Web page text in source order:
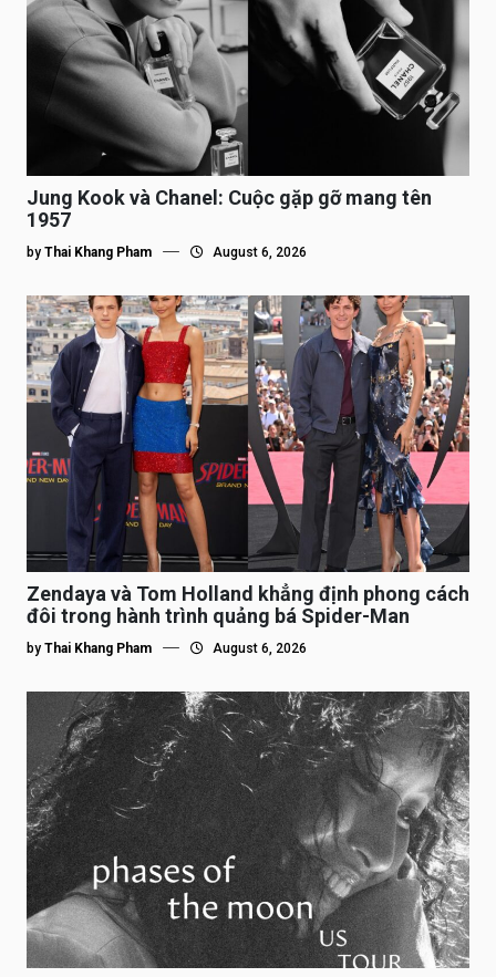
Jung Kook và Chanel: Cuộc gặp gỡ mang tên
1957
by Thai Khang Pham August 6, 2026
Zendaya và Tom Holland khẳng định phong cách
đôi trong hành trình quảng bá Spider-Man
by Thai Khang Pham August 6, 2026